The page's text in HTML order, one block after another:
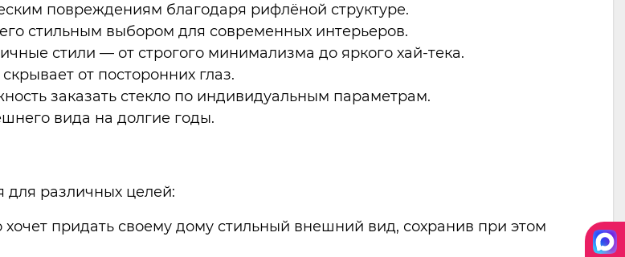
повреждениям благодаря рифлёной структуре.
стильным выбором для современных интерьеров.
стили — от строгого минимализма до яркого хай-тека.
от посторонних глаз.
заказать стекло по индивидуальным параметрам.
вида на долгие годы.
для различных целей:
хочет придать своему дому стильный внешний вид, сохранив при этом